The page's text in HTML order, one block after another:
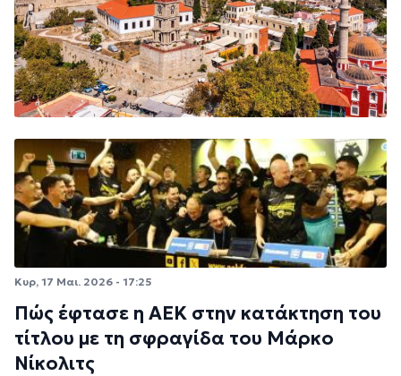
Κυρ, 17 Μαι. 2026 - 17:25
Πώς έφτασε η ΑΕΚ στην κατάκτηση του
τίτλου με τη σφραγίδα του Μάρκο
Νίκολιτς